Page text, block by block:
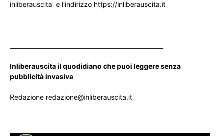
inliberauscita e l’indirizzo https://inliberauscita.it
Inliberauscita il quodidiano che puoi leggere senza
pubblicità invasiva
Redazione redazione@inliberauscita.it